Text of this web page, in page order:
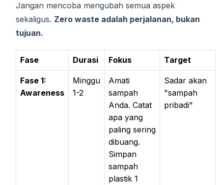
Jangan mencoba mengubah semua aspek
sekaligus. Zero waste adalah perjalanan, bukan
tujuan.
Fase Durasi Fokus Target
Fase 1:
Awareness
Minggu
1-2
Amati
sampah
Anda. Catat
apa yang
paling sering
dibuang.
Simpan
sampah
plastik 1
Sadar akan
"sampah
pribadi"